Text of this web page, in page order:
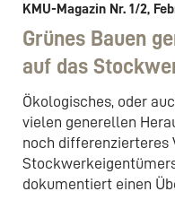
KMU-Magazin Nr. 1/2,
Grünes Bauen
auf das
Ökologisches, oder
vielen generellen
noch differenzierteres
dokumentiert einen